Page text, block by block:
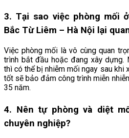
3. Tại sao việc phòng mối
Bắc Từ Liêm – Hà Nội lại
Việc phòng mối là vô cùng quan
trình bắt đầu hoặc đang xây dựng.
thì có thể bị nhiễm mối ngay sau khi
tốt sẽ bảo đảm công trình miễn
35 năm.
4. Nên tự phòng và diệt
chuyên nghiệp?